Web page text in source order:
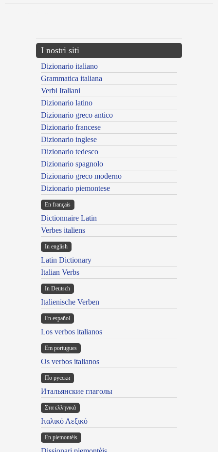
I nostri siti
Dizionario italiano
Grammatica italiana
Verbi Italiani
Dizionario latino
Dizionario greco antico
Dizionario francese
Dizionario inglese
Dizionario tedesco
Dizionario spagnolo
Dizionario greco moderno
Dizionario piemontese
En français
Dictionnaire Latin
Verbes italiens
In english
Latin Dictionary
Italian Verbs
In Deutsch
Italienische Verben
En español
Los verbos italianos
Em portugues
Os verbos italianos
По русски
Итальянские глаголы
Στα ελληνικά
Ιταλικό Λεξικό
Ën piemontèis